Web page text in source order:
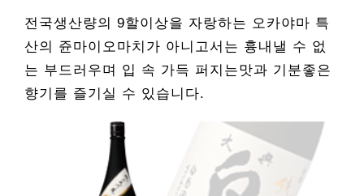
전국생산량의 9할이상을 자랑하는 오카야마 특
산의 쥰마이오마치가 아니고서는 흉내낼 수 없
는 부드러우며 입 속 가득 퍼지는맛과 기분좋은
향기를 즐기실 수 있습니다.